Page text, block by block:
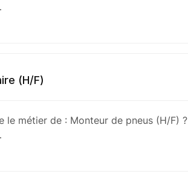
(H/F)
le métier de : Monteur de pneus (H/F)